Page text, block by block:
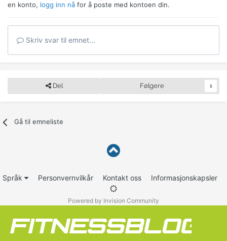
en konto, logg inn nå for å poste med kontoen din.
Skriv svar til emnet...
Del Følgere 1
Gå til emneliste
Språk Personvernvilkår Kontakt oss Informasjonskapsler
Powered by Invision Community